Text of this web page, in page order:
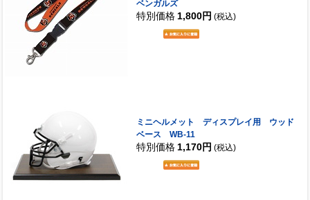
ベンガルズ
特別価格 1,800円 (税込)
ミニヘルメット ディスプレイ用 ウッド
ベース WB-11
特別価格 1,170円 (税込)